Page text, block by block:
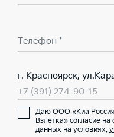
Телефон *
г. Красноярск,
+7 (391) 274-90-15
Даю ООО «Киа
Взлётка» согласие
данных на условиях,